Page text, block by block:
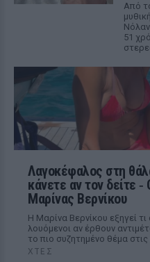
Από
51
Λαγοκέφαλος στη
κάνετε αν τον δείτε
Μαρίνας Βερνίκου
Η Μαρίνα Βερνίκου εξηγεί τι
λουόμενοι αν έρθουν
το πιο συζητημένο θέμα
ΧΤΕΣ